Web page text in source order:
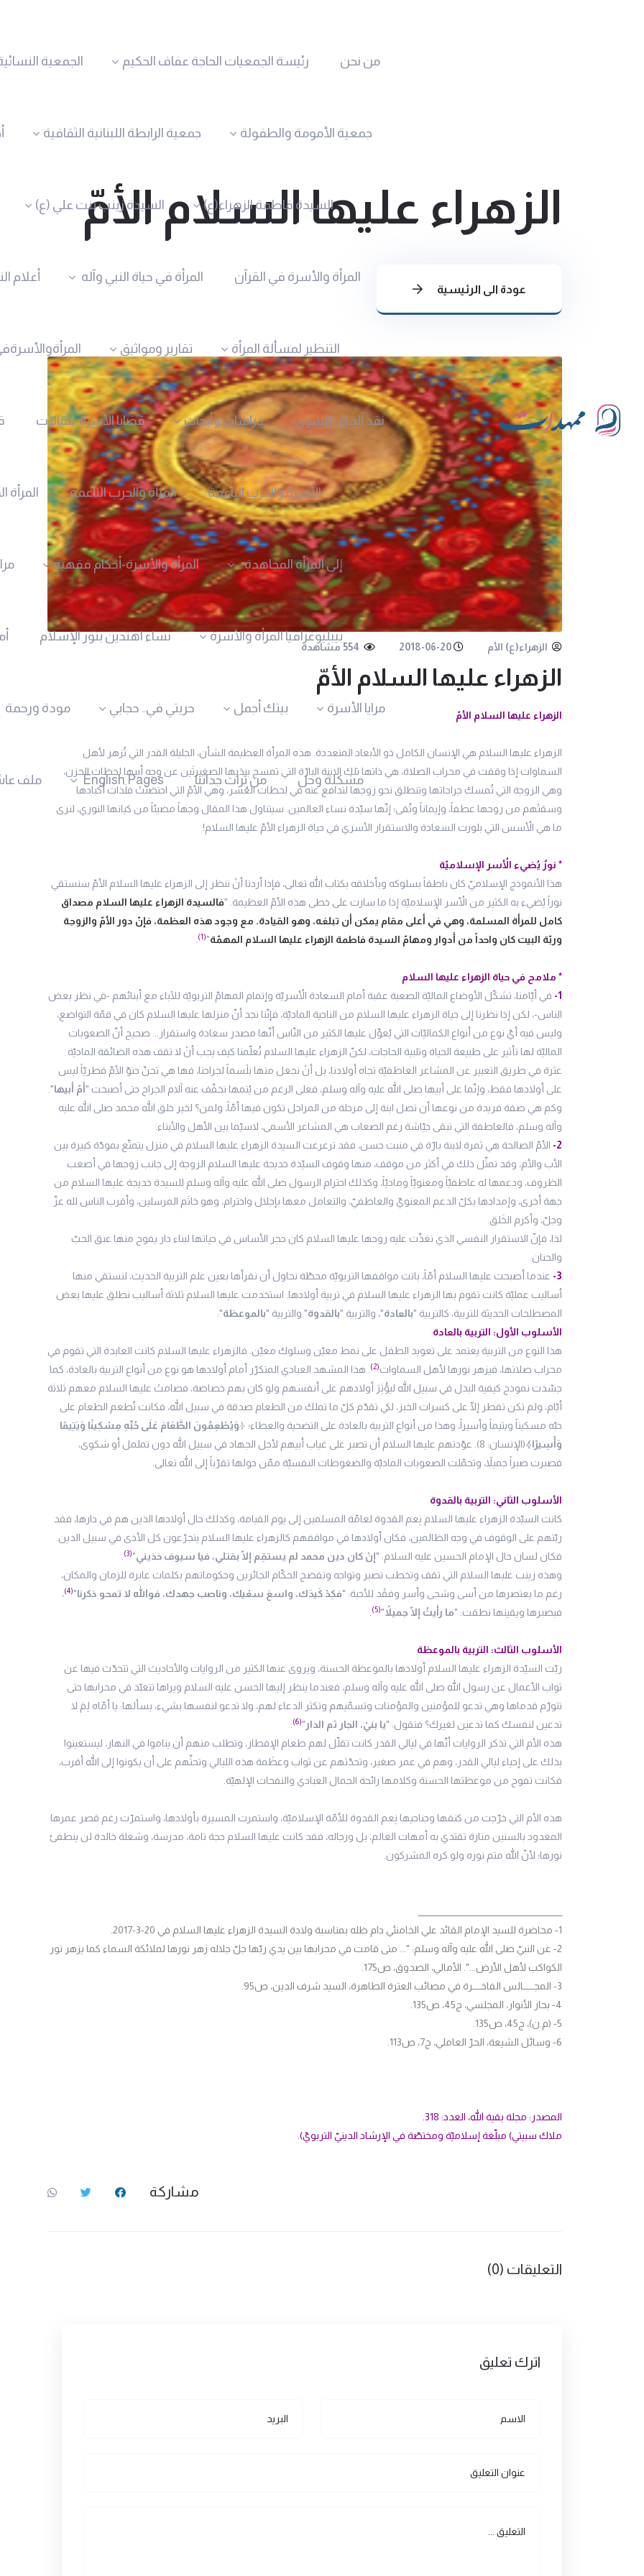
من نحن رئيسة الجمعيات الحاجة عفاف الحكيم الجمعية
جمعية الأمومة والطفولة جمعية الرابطة اللبنانية الثقافية
السيدة فاطمة الزهراء(ع) السيدة زينب بنت علي (ع)
المرأة والأسرة في القرآن المرأة في حياة النبي وآله أعلام
التنظير لمسألة المرأة تقارير ومواثيق
نقد الفكر النسوي دراسات وأبحاث قضايا الأسرة-مقالات
الأسرة والحرب الناعمة المرأة والحرب الناعمة المرأة
إلى المرأة المجاهدة.. المرأة والأسرة-أحكام فقهية
بيبليوغرافيا المرأة والأسرة نساء اهتدين بنور الإسلام
مرايا الأسرة بيتك أجمل حريتي في.. حجابي مودة ورحمة
مشكلة وحل من تراث جداتنا English Pages ملف
الزهراء عليها السلام الأمّ
عودة الى الرئيسية
الزهراء(ع) الأم 2018-06-20
الزهراء عليها السلام الأمّ
الزهراء عليها السلام الأمّ
الزهراء عليها السلام هي الإنسان الكامل ذو الأبعاد المتعددة. هذه المرأة العظيمة الشأن، الجليلة القدر التي تُزهر لأهل
السماوات إذا وقفت في محراب الصلاة، هي ذاتها تلك الابنة البارّة التي تمسح بيدَيها الصغيرتَين عن وجه أبيها لحظات الحزن،
وهي الزوجة التي تُمسك جراحاتها وتنطلق نحو زوجها لتدافع عنه في لحظات العُسر، وهي الأمّ التي احتضنتْ فلَذات أكبادها
وسقتْهم من روحها عطفاً، وإيماناً وتُقى؛ إنّها سيّدة نساء العالمين. سيتناول هذا المقال وجهاً مضيئاً من كيانها النوري، لنرى
ما هي الأُسس التي بلورت السعادة والاستقرار الأسري في حياة الزهراء الأمّ عليها السلام!
* نورٌ يُضيء الأُسر الإسلاميّة
هذا الأنموذج الإسلاميّ كان ناطقاً بسلوكه وبأخلاقه بكتاب الله تعالى، فإذا أردنا أنْ ننظر إلى الزهراء عليها السلام الأمّ سنستقي
نوراً يُضيء به الكثير من الأُسر الإسلاميّة إذا ما سارت على خطى هذه الأمّ العظيمة. "فالسيدة الزهراء عليها السلام مصداق
كامل للمرأة المسلمة، وهي في أعلى مقام يمكن أن تبلغه، وهو القيادة. مع وجود هذه العظمة، فإنّ دور الأمّ والزوجة
وربّة البيت كان واحداً من أدوار ومهامّ السيدة فاطمة الزهراء عليها السلام المهمّة"
(1)
* ملامح في حياة الزهراء عليها السلام
1- في أيّامنا، تشكّل الأوضاع الماليّة الصعبة عقبة أمام السعادة الأُسريّة وإتمام المهامّ التربويّة للآباء مع أبنائهم -في نظر بعض
الناس-، لكن إذا نظرنا إلى حياة الزهراء عليها السلام من الناحية الماديّة، فإنّنا نجد أنّ منزلها عليها السلام كان في قمّة التواضع،
وليس فيه أيّ نوع من أنواع الكماليّات التي يُعوِّل عليها الكثير من النّاس أنّها مصدر سعادة واستقرار... صحيح أنّ الصعوبات
الماليّة لها تأثير على طبيعة الحياة وتلبية الحاجات، لكنّ الزهراء عليها السلام تُعلّمنا كيف يجب أنْ لا تقف هذه الضائقة الماديّة
عثرة في طريق التعبير عن المشاعر العاطفيّة تجاه أولادنا، بل أنْ نجعل منها بلْسماً لجراحنا، فها هي تحنّ حنوّ الأمّ فطريّاً ليس
على أولادها فقط، وإنّما على أبيها صلى الله عليه وآله وسلم، فعلى الرغم من يُتمها تخفّف عنه آلام الجراح حتى أصبحت "أمّ أبيها".
وكم هي صفة فريدة من نوعها أن تصل ابنة إلى مرحلة من المراحل تكون فيها أمّاً، ولمن؟ لخير خلق الله محمد صلى الله عليه
وآله وسلم، فالعاطفة التي تبقى جيّاشة رغم الصعاب هي المشاعر الأسمى، لاسيّما بين الأهل والأبناء.
2-
الأمّ الصالحة هي ثمرة لابنة بارّة في منبت حسن، فقد ترعرعت السيدة الزهراء عليها السلام في منزل يتمتّع بمودّة كبيرة بين
الأب والأم، وقد تمثّل ذلك في أكثر من موقف، منها وقوف السيّدة خديجة عليها السلام الزوجة إلى جانب زوجها في أصعب
الظروف، ودعمها له عاطفيّاً ومعنويّاً وماديّاً، وكذلك احترام الرسول صلى الله عليه وآله وسلم للسيدة خديجة عليها السلام من
جهة أخرى، وإمدادها بكلّ الدعم المعنويّ والعاطفيّ، والتعامل معها بإجلال واحترام، وهو خاتَم المرسلين، وأقرب الناس لله عزّ
وجلّ، وأكرم الخَلق.
لذا، فإنّ الاستقرار النفسي الذي تغذّت عليه روحها عليها السلام كان حجر الأساس في حياتها لبناء دار يفوح منها عبق الحبّ
والحنان.
3-
عندما أصبحت عليها السلام أمّاً، باتت مواقفها التربويّة محطّة نحاول أن نقرأها بعين علم التربية الحديث، لنستقي منها
أساليب عمليّة كانت تقوم بها الزهراء عليها السلام في تربية أولادها. استخدمت عليها السلام ثلاثة أساليب نطلق عليها بعض
المصطلحات الحديثة للتربية، كالتربية "بالعادة"، والتربية "بالقدوة" والتربية "بالموعظة":
الأسلوب الأول: التربية بالعادة
هذا النوع من التربية يعتمد على تعويد الطفل على نمط معيّن وسلوك معيّن. فالزهراء عليها السلام كانت العابدة التي تقوم في
محراب صلاتها، فيزهر نورها لأهل السماوات(2)
. هذا المشهد العبادي المتكرّر أمام أولادها هو نوع من أنواع التربية بالعادة، كما
جسّدت نموذج كيفية البذل في سبيل الله ليؤْثِرَ أولادهم على أنفسهم ولو كان بهم خصاصة، فصامتْ عليها السلام معهم ثلاثة
أيّام، ولم تكن تفطر إلّا على كسرات الخبز، لكي تقدّم كلّ ما تملك من الطعام صدقة في سبيل الله، فكانت تُطعم الطعام على
حبّه مسكيناً ويتيماً وأسيراً، وهذا من أنواع التربية بالعادة على التضحية والعطاء؛ ﴿وَيُطْعِمُونَ الطَّعَامَ عَلَى حُبِّهِ مِسْكِينًا وَيَتِيمًا
وَأَسِيرًا﴾
(الإنسان: 8). عوّدتهم عليها السلام أن تصبر على غياب أبيهم لأجل الجهاد في سبيل الله دون تململ أو شكوى،
فصبرت صبراً جميلاً، وتحمّلت الصعوبات الماديّة والضغوطات النفسيّة ممّن حولها تقرّباً إلى الله تعالى.
الأسلوب الثاني: التربية بالقدوة
كانت السيّدة الزهراء عليها السلام نِعم القدوة لعامّة المسلمين إلى يوم القيامة، وكذلك حال أولادها الذين هم في دارها، فقد
ربّتهم على الوقوف في وجه الظالمين، فكان أولادها في مواقفهم كالزهراء عليها السلام يتجرّعون كل الأذى في سبيل الدين.
فكان لسان حال الإمام الحسين عليه السلام: "إنْ كان دين محمد لم يستقِم إلّا بقتلي، فيا سيوف خذيني"
(3)
وهذه زينب عليها السلام التي تقف وتخطب تصبر وتواجه وتفضح الحكّام الجائرين وحكوماتهم بكلمات عابرة للزمان والمكان،
رغم ما يعتصرها من أسى وشجى وأسر وفقْد للأحبة: "فكِدْ كَيدَك، واسعَ سعْيك، وناصب جهدك، فوالله لا تمحو ذكرنا"
(4)
،
فبصبرها ويقينها نطقت: "ما رأيتُ إلّا جميلاً"
(5)
الأسلوب الثالث: التربية بالموعظة
ربّت السيّدة الزهراء عليها السلام أولادها بالموعظة الحسنة، ويروى عنها الكثير من الروايات والأحاديث التي تتحدّث فيها عن
ثواب الأعمال عن رسول الله صلى الله عليه وآله وسلم، فعندما ينظر إليها الحسن عليه السلام ويراها تتعبّد في محرابها حتى
تتورّم قدماها وهي تدعو للمؤمنين والمؤمنات وتسمّيهم وتكثر الدعاء لهم، ولا تدعو لنفسها بشيء، يسألها: يا أمّاه لِمَ لا
تدعين لنفسك كما تدعين لغيرك؟ فتقول: "يا بنيْ، الجار ثم الدار "
(6)
هذه الأم التي تذكر الروايات أنّها في ليالي القدر كانت تقلّل لهم طعام الإفطار، وتطلب منهم أن يناموا في النهار، ليستعينوا
بذلك على إحياء ليالي القدر، وهم في عمر صغير، وتحدّثهم عن ثواب وعظَمة هذه الليالي وتحثّهم على أن يكونوا إلى الله أقرب،
فكانت تفوح من موعظتها الحسنة وكلامها رائحة الجمال العبادي والنفحات الإلهيّة.
هذه الأم التي خرّجت من كنفها وجناحيها نِعم القدوة للأمّة الإسلاميّة، واستمرت المسيرة بأولادها، واستمرّت رغم قصر عمرها
المعدود بالسنين منارة تقتدي به أمهات العالم، بل ورجاله، فقد كانت عليها السلام حجة تامة، مدرسة، وشعلة خالدة لن ينطفئ
نورها؛ لأنّ الله متم نوره ولو كره المشركون.
1- محاضرة للسيد الإمام القائد علي الخامنئي دام ظله بمناسبة ولادة السيدة الزهراء عليها السلام في 20-3-2017.
2- عن النبيّ صلى الله عليه وآله وسلم: "... متى قامت في محرابها بين يدي ربّها جلّ جلاله زهر نورها لملائكة السماء كما يزهر نور
الكواكب لأهل الأرض...". الأمالي، الصدوق، ص175.
3- المجـــــالس الفاخــــرة في مصائب العترة الطاهرة، السيد شرف الدين، ص95.
4- بحار الأنوار، المجلسي، ج45، ص135.
5- (م.ن)، ج45، ص135.
6- وسائل الشيعة، الحرّ العاملي، ج7، ص113.
المصدر: مجلة بقية الله، العدد: 318.
ملاك سبيتي) مبلّغة إسلاميّة ومختصّة في الإرشاد الدينيّ التربويّ).
مشاركة
التعليقات (0)
اترك تعليق